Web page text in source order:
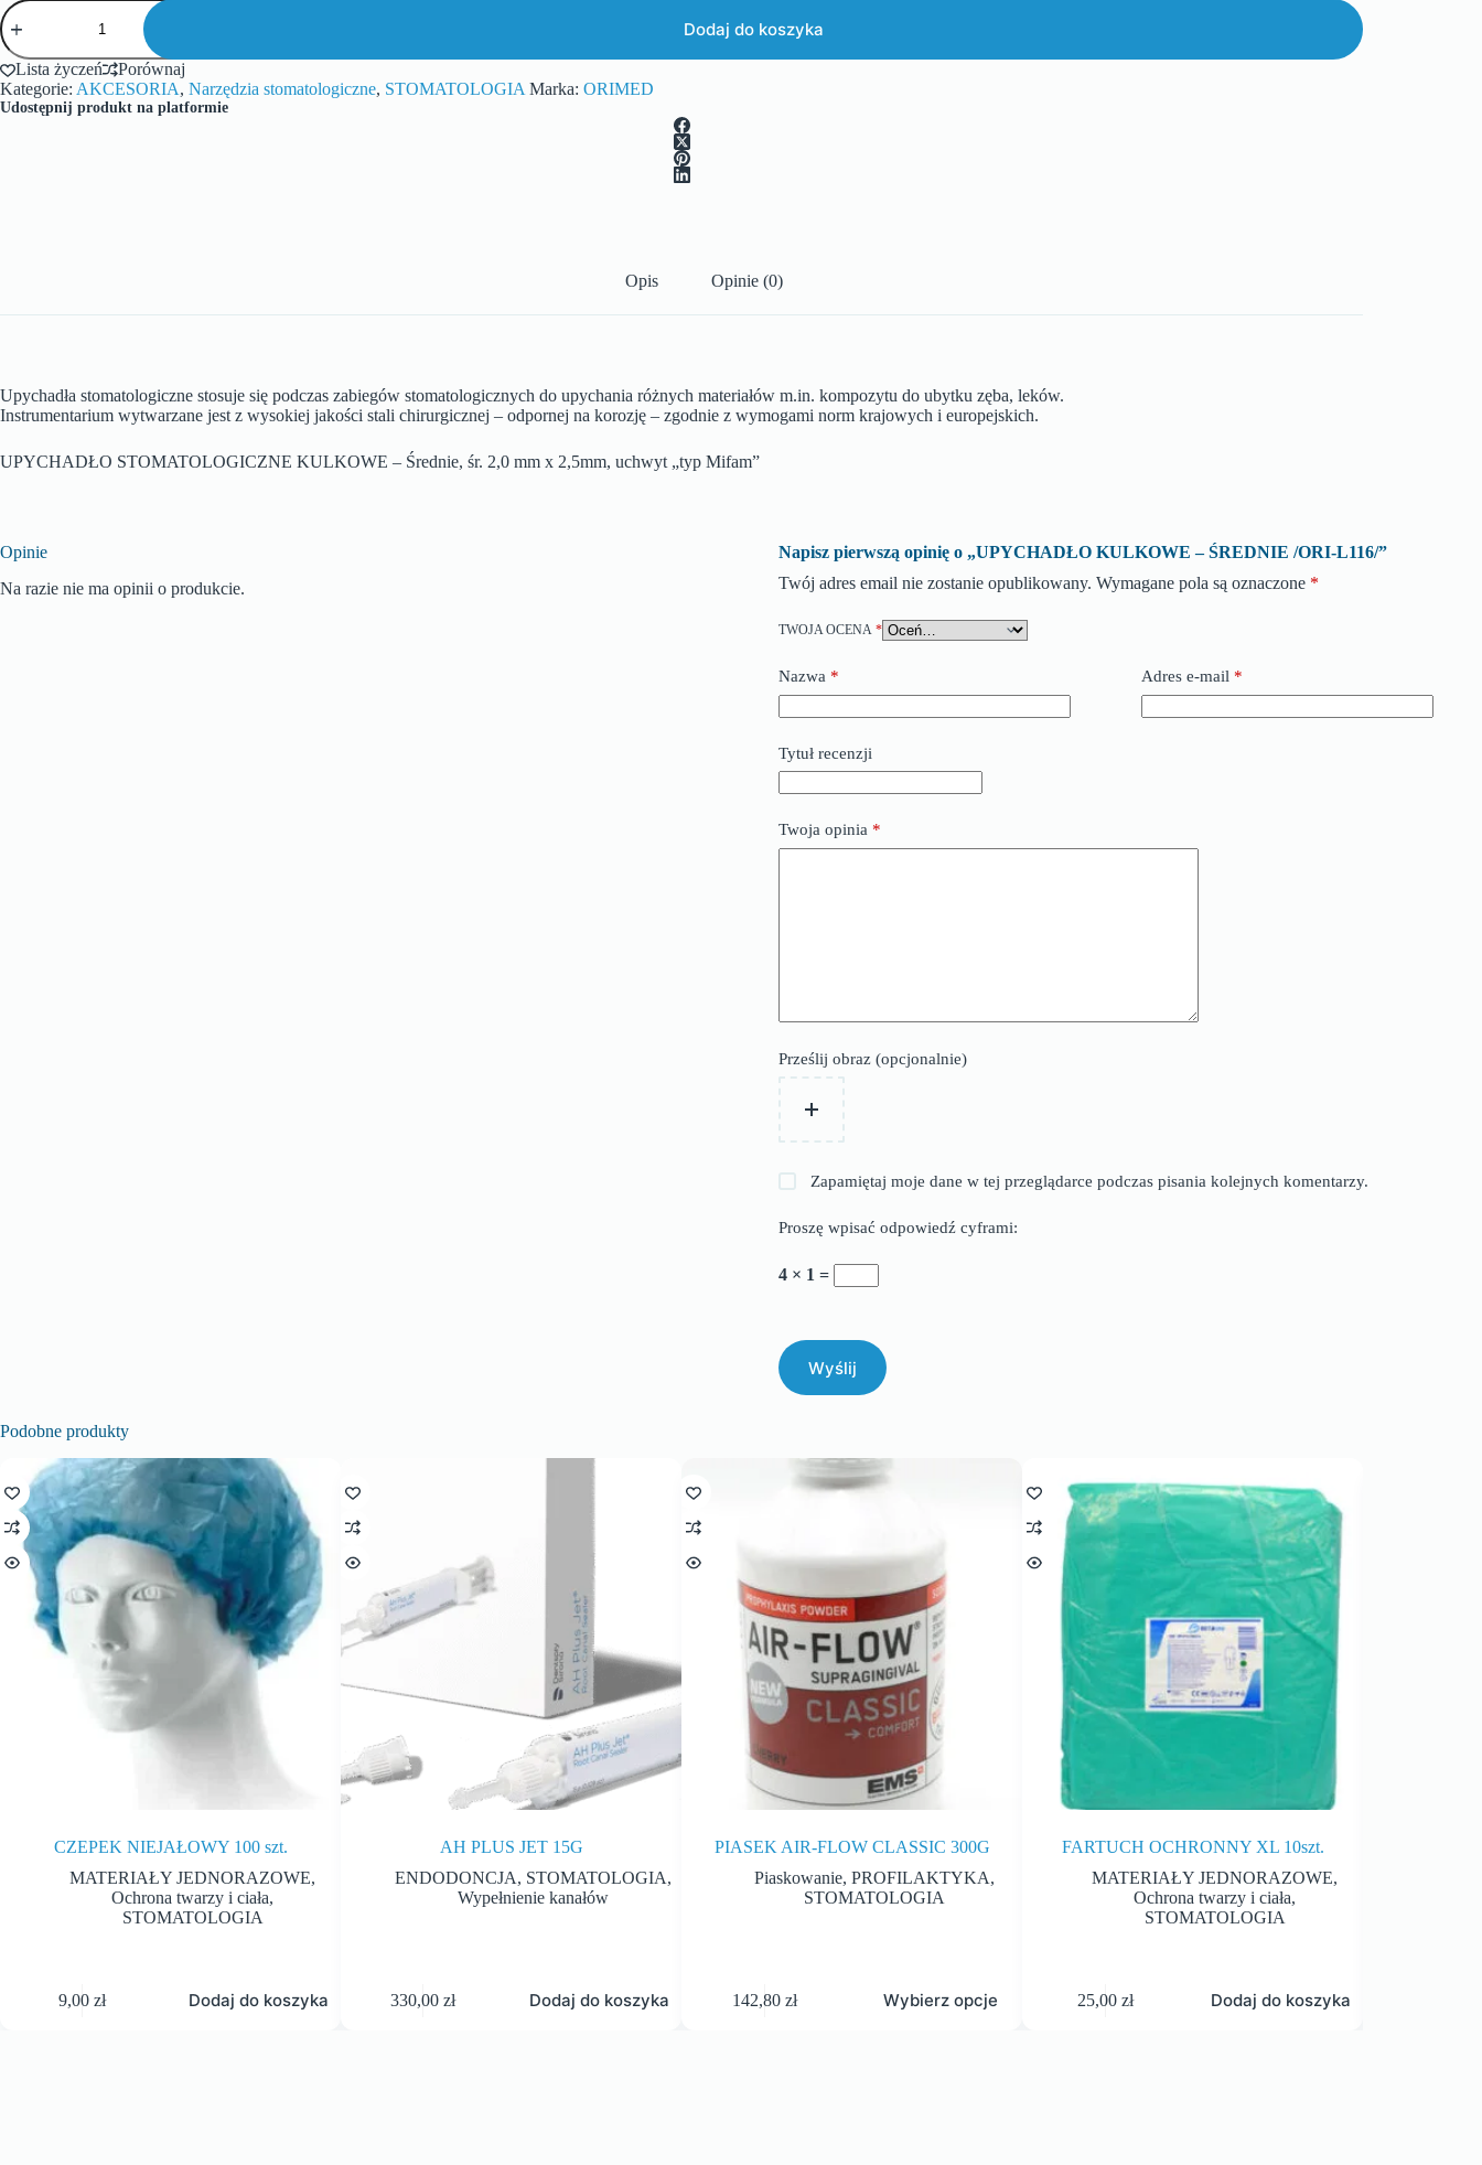
Dodaj do koszyka
Lista życzeń
Porównaj
Kategorie: AKCESORIA, Narzędzia stomatologiczne, STOMATOLOGIA Marka: ORIMED
Udostępnij produkt na platformie
Opis Opinie (0)
Upychadła stomatologiczne stosuje się podczas zabiegów stomatologicznych do upychania różnych materiałów m.in. kompozytu do ubytku zęba, leków.
Instrumentarium wytwarzane jest z wysokiej jakości stali chirurgicznej – odpornej na korozję – zgodnie z wymogami norm krajowych i europejskich.
UPYCHADŁO STOMATOLOGICZNE KULKOWE – Średnie, śr. 2,0 mm x 2,5mm, uchwyt „typ Mifam”
Opinie
Na razie nie ma opinii o produkcie.
Napisz pierwszą opinię o „UPYCHADŁO KULKOWE – ŚREDNIE /ORI-L116/”
Twój adres email nie zostanie opublikowany. Wymagane pola są oznaczone *
TWOJA OCENA *
Nazwa * Adres e-mail *
Tytuł recenzji
Twoja opinia *
Prześlij obraz (opcjonalnie)
Zapamiętaj moje dane w tej przeglądarce podczas pisania kolejnych komentarzy.
Proszę wpisać odpowiedź cyframi:
4 × 1 =
Wyślij
Podobne produkty
CZEPEK NIEJAŁOWY 100 szt.
MATERIAŁY JEDNORAZOWE,
Ochrona twarzy i ciała,
STOMATOLOGIA
9,00zł Dodaj do koszyka
AH PLUS JET 15G
ENDODONCJA, STOMATOLOGIA,
Wypełnienie kanałów
330,00zł Dodaj do koszyka
PIASEK AIR-FLOW CLASSIC 300G
Piaskowanie, PROFILAKTYKA,
STOMATOLOGIA
142,80 zł Wybierz opcje
FARTUCH OCHRONNY XL 10szt.
MATERIAŁY JEDNORAZOWE,
Ochrona twarzy i ciała,
STOMATOLOGIA
25,00 zł Dodaj do koszyka